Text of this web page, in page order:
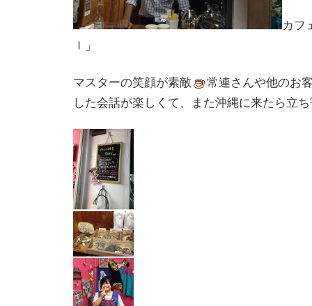
カフ
ｌ」
マスターの笑顔が素敵
常連さんや他のお
した会話が楽しくて、また沖縄に来たら立